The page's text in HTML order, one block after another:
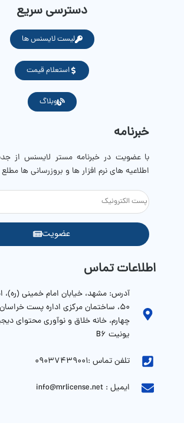
دسترسی سریع
لیست لایسنس ها
استعلام قیمت
وبلاگ
خبرنامه
با عضویت در خبرنامه مستر لایسنس از
اطلاعیه های نرم افزار ها و بروزرسانی ها
عضویت
اطلاعات تماس
آدرس: مشهد، خیابان امام خمینی (ره)،
۵۰، ساختمان مرکزی اداره پست
چهارم، خانه خلاق و نوآوری محتوای
یونیت B6
تلفن تماس :09037439001
ایمیل : info@mrlicense.net